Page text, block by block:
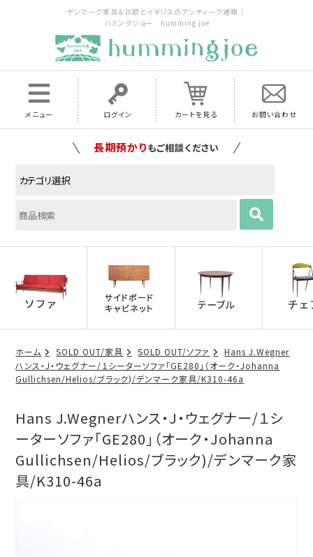
デンマーク家具＆北欧とイギリスのアンティーク通販｜
ハミングジョー humming joe
メニュー ログイン カートを見る お問い合わせ
家具の配送料は全国当店で負担いたします
ホーム SOLD OUT/家具 SOLD OUT/ソファ
Hans J.Wegner
ハンス・J・ウェグナー/１シーターソファ「GE280」（オーク・Johanna
Gullichsen/Helios/ブラック)/デンマーク家具/K310-46a
Hans J.Wegnerハンス・J・ウェグナー/１シ
ーターソファ「GE280」（オーク・Johanna
Gullichsen/Helios/ブラック)/デンマーク家
具/K310-46a